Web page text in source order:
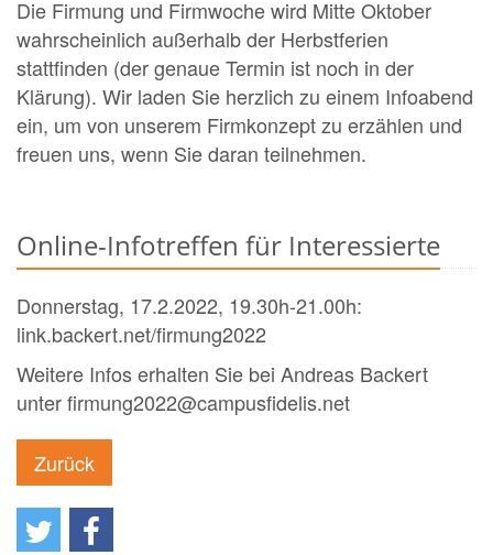
Die Firmung und Firmwoche wird Mitte Oktober
wahrscheinlich außerhalb der Herbstferien
stattfinden (der genaue Termin ist noch in der
Klärung). Wir laden Sie herzlich zu einem Infoabend
ein, um von unserem Firmkonzept zu erzählen und
freuen uns, wenn Sie daran teilnehmen.
Online-Infotreffen für Interessierte
Donnerstag, 17.2.2022, 19.30h-21.00h:
link.backert.net/firmung2022
Weitere Infos erhalten Sie bei Andreas Backert
unter firmung2022@campusfidelis.net
Zurück